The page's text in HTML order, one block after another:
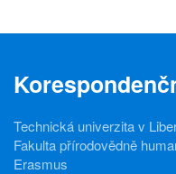
Technická univerzita v
Fakulta přírodovědně
Erasmus